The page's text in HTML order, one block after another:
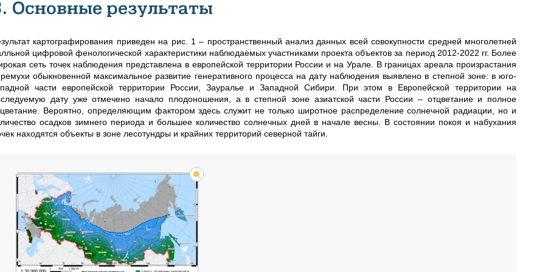
Основные результаты
картографирования приведен на рис. 1 – пространственный анализ данных всей совокупности средней многолетней
цифровой фенологической характеристики наблюдаемых участниками проекта объектов за период 2012-2022 гг. Более
сеть точек наблюдения представлена в европейской территории России и на Урале. В границах ареала произрастания
обыкновенной максимальное развитие генеративного процесса на дату наблюдения выявлено в степной зоне: в юго-
части европейской территории России, Зауралье и Западной Сибири. При этом в Европейской территории на
дату уже отмечено начало плодоношения, а в степной зоне азиатской части России – отцветание и полное
Вероятно, определяющим фактором здесь служит не только широтное распределение солнечной радиации, но и
осадков зимнего периода и большее количество солнечных дней в начале весны. В состоянии покоя и набухания
находятся объекты в зоне лесотундры и крайних территорий северной тайги.